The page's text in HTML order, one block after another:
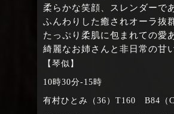
柔らかな笑顔、スレンダーで
ふんわりした癒されオーラ抜
たっぷり柔肌に包まれての愛
綺麗なお姉さんと非日常の甘
【琴似】
10時30分‐15時
有村ひとみ（36）T160 B84（